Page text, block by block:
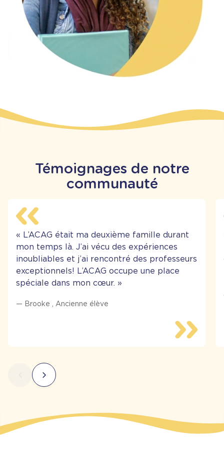
Témoignages de notre
communauté
« L’ACAG était ma deuxième famille durant
mon temps là. J’ai vécu des expériences
inoubliables et j’ai rencontré des professeurs
exceptionnels! L’ACAG occupe une place
spéciale dans mon cœur. »
— Brooke Ancienne élève